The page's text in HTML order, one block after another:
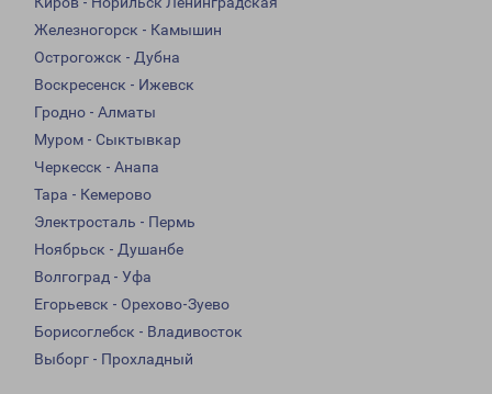
Железногорск - Камышин
Острогожск - Дубна
Воскресенск - Ижевск
Гродно - Алматы
Муром - Сыктывкар
Черкесск - Анапа
Тара - Кемерово
Электросталь - Пермь
Ноябрьск - Душанбе
Волгоград - Уфа
Егорьевск - Орехово-Зуево
Борисоглебск - Владивосток
Выборг - Прохладный